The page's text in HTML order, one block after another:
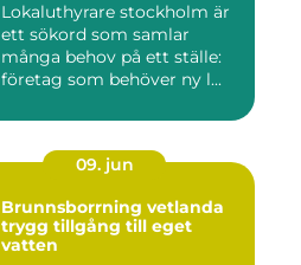
Lokaluthyrare stockholm är
ett sökord som samlar
många behov på ett ställe:
företag som behöver ny l...
09. jun
Brunnsborrning vetlanda
trygg tillgång till eget
vatten